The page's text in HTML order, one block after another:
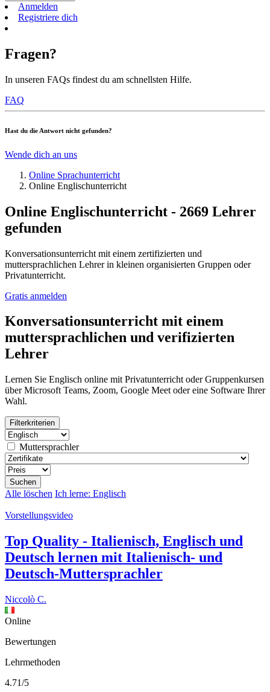
Anmelden
Registriere dich
Fragen?
In unseren FAQs findest du am schnellsten Hilfe.
FAQ
Hast du die Antwort nicht gefunden?
Wende dich an uns
Online Sprachunterricht
Online Englischunterricht
Online Englischunterricht - 2669 Lehrer
gefunden
Konversationsunterricht mit einem zertifizierten und
muttersprachlichen Lehrer in kleinen organisierten Gruppen oder
Privatunterricht.
Gratis anmelden
Konversationsunterricht mit einem
muttersprachlichen und verifizierten
Lehrer
Lernen Sie Englisch online mit Privatunterricht oder Gruppenkursen
über Microsoft Teams, Zoom, Google Meet oder eine Software Ihrer
Wahl.
Filterkriterien
Muttersprachler
Suchen
Alle löschen Ich lerne: Englisch
Vorstellungsvideo
Top Quality - Italienisch, Englisch und
Deutsch lernen mit Italienisch- und
Deutsch-Muttersprachler
Niccolò C.
Online
Bewertungen
Lehrmethoden
4.71/5